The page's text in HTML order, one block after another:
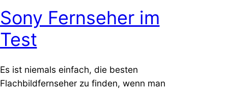
Sony Fernseher im
Test
Es ist niemals einfach, die besten
Flachbildfernseher zu finden, wenn man